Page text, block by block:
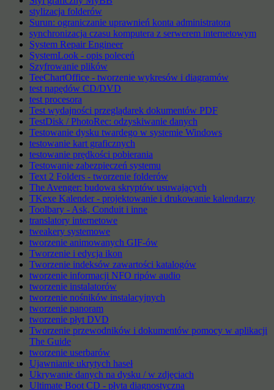
stylizacja folderów
Surun: ograniczanie uprawnień konta administratora
synchronizacja czasu komputera z serwerem internetowym
System Repair Engineer
SystemLook - opis poleceń
Szyfrowanie plików
TeeChartOffice - tworzenie wykresów i diagramów
test napędów CD/DVD
test procesora
Test wydajności przeglądarek dokumentów PDF
TestDisk / PhotoRec: odzyskiwanie danych
Testowanie dysku twardego w systemie Windows
testowanie kart graficznych
testowanie prędkości pobierania
Testowanie zabezpieczeń systemu
Text 2 Folders - tworzenie folderów
The Avenger: budowa skryptów usuwających
TKexe Kalender - projektowanie i drukowanie kalendarzy
Toolbary - Ask, Conduit i inne
translatory internetowe
tweakery systemowe
tworzenie animowanych GIF-ów
Tworzenie i edycja ikon
Tworzenie indeksów zawartości katalogów
tworzenie informacji NFO ripów audio
tworzenie instalatorów
tworzenie nośników instalacyjnych
tworzenie panoram
tworzenie płyt DVD
Tworzenie przewodników i dokumentów pomocy w aplikacji
The Guide
tworzenie userbarów
Ujawnianie ukrytych haseł
Ukrywanie danych na dysku / w zdjęciach
Ultimate Boot CD - płyta diagnostyczna